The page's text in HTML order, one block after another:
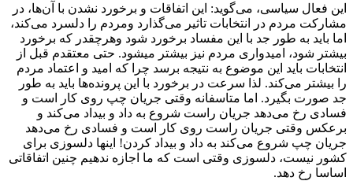
این فعال سیاسی، می‌گوید: این اتفاقات و برخورد نشدن با آن‌ها، در
مشارکت مردم در انتخابات تاثیر می‌گذارد ومردم را دلسرد می‌کند،
اما باید به طور جد با این مفساد برخورد شود وهرچقدر که برخورد
بیشتر شود، امیدواری مردم نیز بیشتر میشود. حتی معتقدم قبل از
انتخابات باید این موضوع به نتیجه برسد چرا که امید و اعتماد مردم
را بیشتر می‌کند. لذا سرعت در برخورد با این پرونده‌ها باید به طور
جد صورت بگیرد. اما متاسفانه وقتی جریان چپ روی کار است و
فسادی رخ می‌دهد جریان راست شروع به داد و بیداد می‌کند و
برعکس وقتی جریان راست روی کار است و فسادی رخ می‌دهد
جریان چپ شروع می‌کند به داد و بیداد کردن! اینها دلسوزی برای
کشور نیست، دلسوزی وقتی است که ما اجازه ندهیم چنین اتفاقاتی
اساسا رخ دهد.